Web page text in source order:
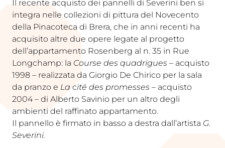
Il recente acquisto dei pannelli di Severini ben si
integra nelle collezioni di pittura del Novecento
della Pinacoteca di Brera, che in anni recenti ha
acquisito altre due opere legate al progetto
dell’appartamento Rosenberg al n. 35 in Rue
Longchamp: la Course des quadrigues – acquisto
1998 – realizzata da Giorgio De Chirico per la sala
da pranzo e La cité des promesses – acquisto
2004 – di Alberto Savinio per un altro degli
ambienti del raffinato appartamento.
Il pannello è firmato in basso a destra dall’artista G.
Severini.